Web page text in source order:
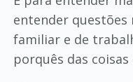
entender questões
familiar e de
porquês das